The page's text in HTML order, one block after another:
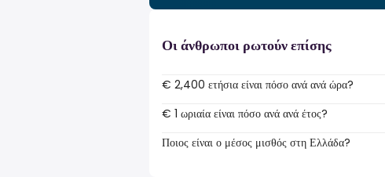
Οι άνθρωποι ρωτούν επίσης
€ 2,400 ετήσια είναι πόσο ανά ανά ώρα?
€ 1 ωριαία είναι πόσο ανά ανά έτος?
Ποιος είναι ο μέσος μισθός στη Ελλάδα?